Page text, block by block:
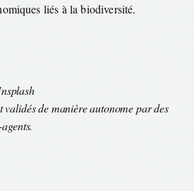
liés à la biodiversité.
validés de manière autonome par des